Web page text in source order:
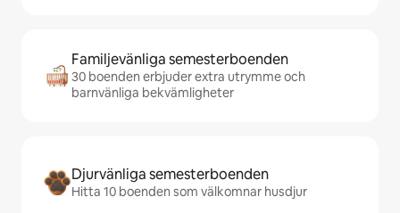
Familjevänliga semesterboenden
30 boenden erbjuder extra utrymme och
barnvänliga bekvämligheter
Djurvänliga semesterboenden
Hitta 10 boenden som välkomnar husdjur